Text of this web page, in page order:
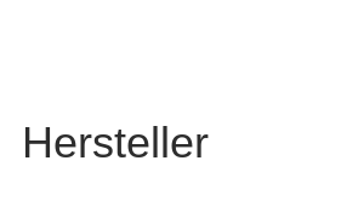
Hersteller